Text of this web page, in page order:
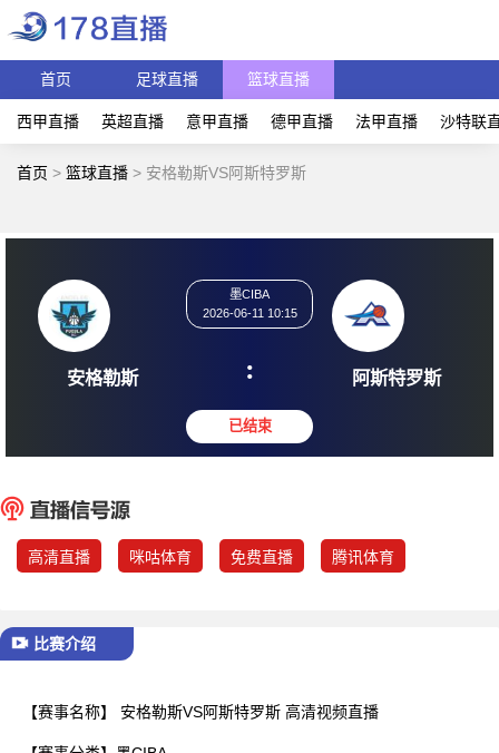
首页 足球直播 篮球直播
西甲直播 英超直播 意甲直播 德甲直播 法甲直播 沙特联
首页 > 篮球直播 > 安格勒斯VS阿斯特罗斯
安格勒斯
2026-06-11 10:15
: 阿斯
高清直播 咪咕体育 免费直播 腾讯体育
比赛介绍
【赛事名称】 安格勒斯VS阿斯特罗斯 高清视频直播